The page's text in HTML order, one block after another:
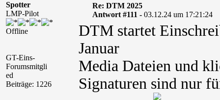
Spotter
LMP-Pilot
Offline
GT-Eins-
Forumsmitgli
ed
Beiträge: 1226
Re: DTM 2025
Antwort #111 - 03.12.24 um 17:21:24
DTM startet
Januar
Media Dateien und
Signaturen sind nur